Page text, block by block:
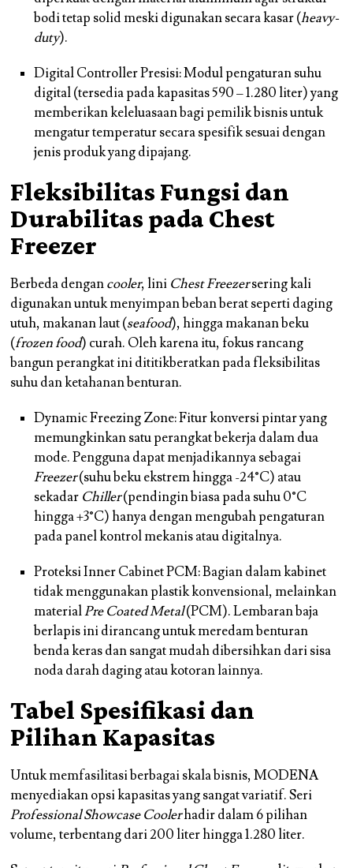
bodi tetap solid meski digunakan secara kasar (heavy-
duty).
Digital Controller Presisi: Modul pengaturan suhu
digital (tersedia pada kapasitas 590 – 1.280 liter) yang
memberikan keleluasaan bagi pemilik bisnis untuk
mengatur temperatur secara spesifik sesuai dengan
jenis produk yang dipajang.
Fleksibilitas Fungsi dan
Durabilitas pada Chest
Freezer
Berbeda dengancooler, lini Chest Freezersering kali
digunakan untuk menyimpan beban berat seperti daging
utuh, makanan laut (seafood), hingga makanan beku
(frozen food) curah. Oleh karena itu, fokus rancang
bangun perangkat ini dititikberatkan pada fleksibilitas
suhu dan ketahanan benturan.
Dynamic Freezing Zone: Fitur konversi pintar yang
memungkinkan satu perangkat bekerja dalam dua
mode. Pengguna dapat menjadikannya sebagai
Freezer(suhu beku ekstrem hingga -24°C) atau
sekadar Chiller(pendingin biasa pada suhu 0°C
hingga +3°C) hanya dengan mengubah pengaturan
pada panel kontrol mekanis atau digitalnya.
Proteksi Inner Cabinet PCM: Bagian dalam kabinet
tidak menggunakan plastik konvensional, melainkan
materialPre Coated Metal(PCM). Lembaran baja
berlapis ini dirancang untuk meredam benturan
benda keras dan sangat mudah dibersihkan dari sisa
noda darah daging atau kotoran lainnya.
Tabel Spesifikasi dan
Pilihan Kapasitas
Untuk memfasilitasi berbagai skala bisnis, MODENA
menyediakan opsi kapasitas yang sangat variatif. Seri
Professional Showcase Coolerhadir dalam 6 pilihan
volume, terbentang dari 200 liter hingga 1.280 liter.